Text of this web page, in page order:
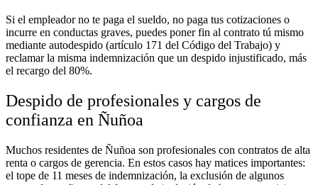
Si el empleador no te paga el sueldo, no paga tus cotizaciones o
incurre en conductas graves, puedes poner fin al contrato tú mismo
mediante autodespido (artículo 171 del Código del Trabajo) y
reclamar la misma indemnización que un despido injustificado, más
el recargo del 80%.
Despido de profesionales y cargos de
confianza en Ñuñoa
Muchos residentes de Ñuñoa son profesionales con contratos de alta
renta o cargos de gerencia. En estos casos hay matices importantes:
el tope de 11 meses de indemnización, la exclusión de algunos